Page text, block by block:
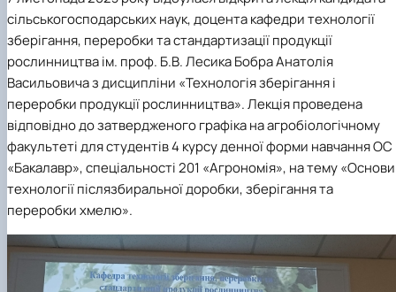
практики
сільськогосподарських наук, доцента кафедри технології
зберігання, переробки та стандартизації продукції
рослинництва ім. проф. Б.В. Лесика Бобра Анатолія
Васильовича з дисципліни «Технологія зберігання і
переробки продукції рослинництва». Лекція проведена
відповідно до затвердженого графіка на агробіологічному
факультеті для студентів 4 курсу денної форми навчання ОС
«Бакалавр», спеціальності 201 «Агрономія», на тему «Основи
технології післязбиральної доробки, зберігання та
переробки хмелю».